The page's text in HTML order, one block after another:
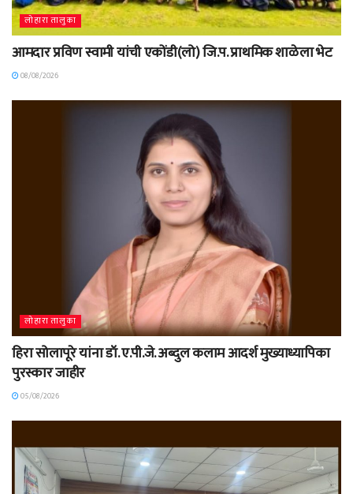
लोहारा तालुका
आमदार प्रविण स्वामी यांची एकोंडी(लो) जि.प. प्राथमिक शाळेला भेट
08/08/2026
लोहारा तालुका
हिरा सोलापूरे यांना डॉ. ए.पी.जे. अब्दुल कलाम आदर्श मुख्याध्यापिका
पुरस्कार जाहीर
05/08/2026